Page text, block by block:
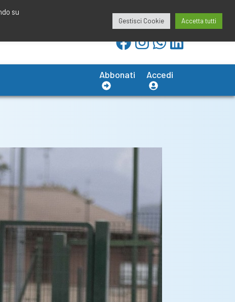
redazione@calciobresciano.it
Abbonati Accedi
su
Gestisci Cookie Accetta tutti